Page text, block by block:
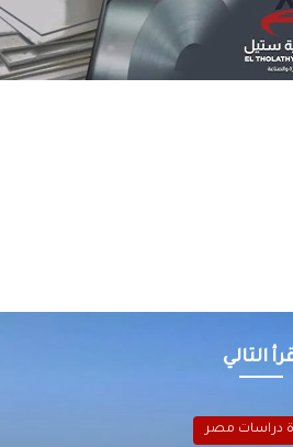
التالي
دراسات مصر